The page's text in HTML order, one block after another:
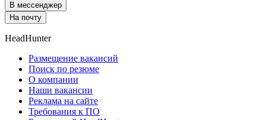
В мессенджер
На почту
HeadHunter
Размещение вакансий
Поиск по резюме
О компании
Наши вакансии
Реклама на сайте
Требования к ПО